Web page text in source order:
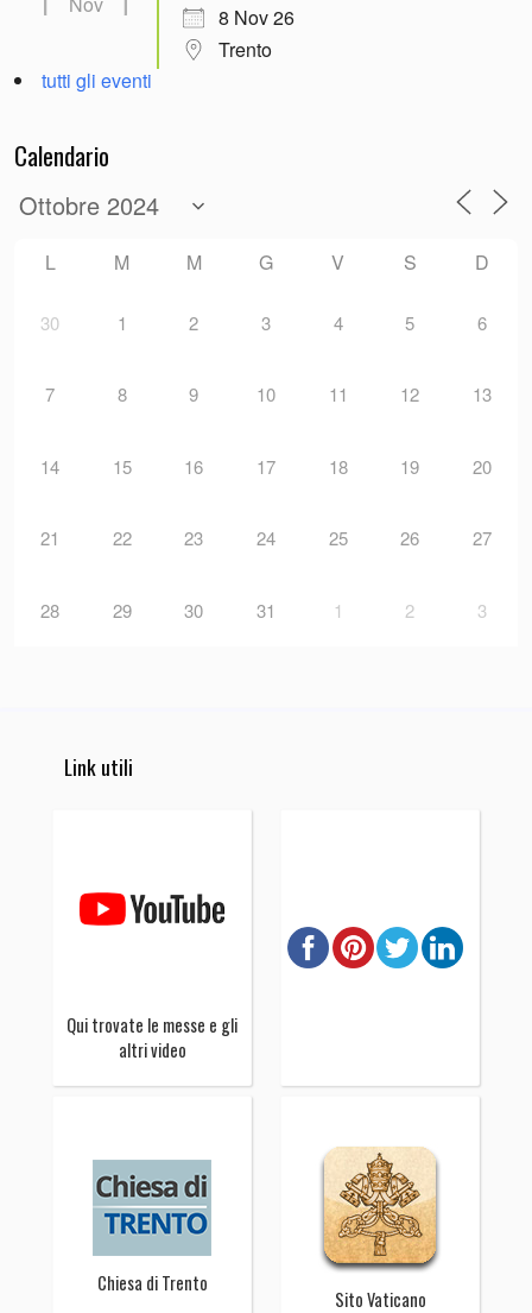
8 Nov 26
Trento
tutti gli eventi
Calendario
L M M G V S D
30 1 2 3 4 5 6
7 8 9 10 11 12 13
14 15 16 17 18 19 20
21 22 23 24 25 26 27
28 29 30 31 1 2 3
Link utili
Qui trovate le messe e gli
altri video
Chiesa di Trento
Sito Vaticano